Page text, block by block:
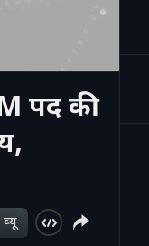
पद की
व्‍यू